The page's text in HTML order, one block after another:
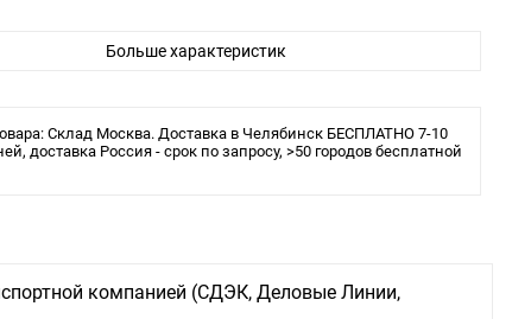
Больше характеристик
Склад Москва. Доставка в Челябинск БЕСПЛАТНО 7-10
доставка Россия - срок по запросу, >50 городов бесплатной
компанией (СДЭК, Деловые Линии,